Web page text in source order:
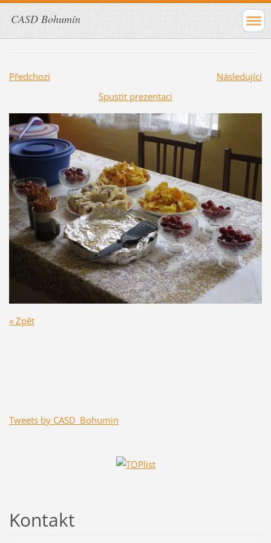
CASD Bohumín
Předchozí
Následující
Spustit prezentaci
« Zpět
Tweets by CASD_Bohumin
Kontakt